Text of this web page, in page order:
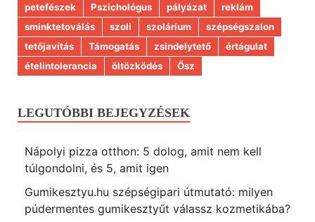
petefészek
Pszichológus pályázat
reklám
sminktetoválás
szoli szolárium
szépségszalon
tetőjavítás
Támogatás zsindelytető
értágulat
ételintolerancia
öltözködés Ősz
LEGUTÓBBI BEJEGYZÉSEK
Nápolyi pizza otthon: 5 dolog, amit nem kell
túlgondolni, és 5, amit igen
Gumikesztyu.hu szépségipari útmutató: milyen
púdermentes gumikesztyűt válassz kozmetikába?